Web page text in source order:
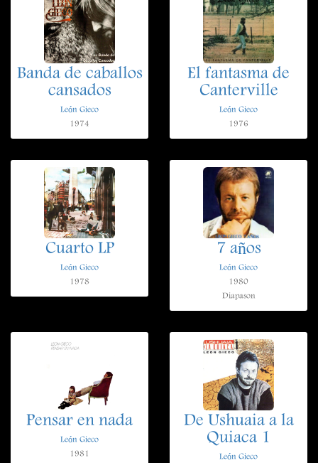
Banda de caballos
cansados
León Gieco
1974
El fantasma de
Canterville
León Gieco
1976
Cuarto LP
León Gieco
1978
7 años
León Gieco
1980
Diapason
Pensar en nada
León Gieco
1981
De Ushuaia a la
Quiaca 1
León Gieco